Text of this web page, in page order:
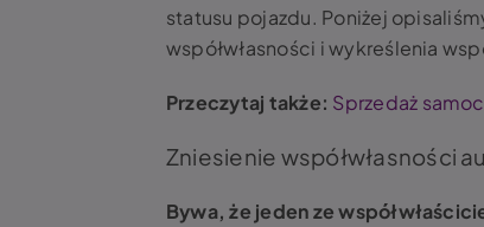
statusu pojazdu. Poniżej
współwłasności i wykreślenia
Przeczytaj także: Sprzedaż
Zniesienie współwłasności
Bywa, że jeden ze